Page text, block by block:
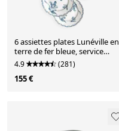
6 assiettes plates Lunéville en
terre de fer bleue, service
"Tulipe"
4.9 (281)
155 €